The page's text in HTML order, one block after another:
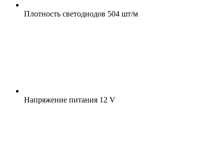
Плотность светодиодов 504 шт/м
Напряжение питания 12 V